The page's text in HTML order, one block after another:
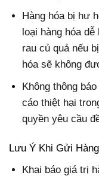
Hàng hóa bị hư
loại hàng hóa
rau củ quả nếu
hóa sẽ không
Không thông
cáo thiệt hại
quyền yêu cầu
Lưu Ý Khi Gửi Hàng
Khai báo giá trị